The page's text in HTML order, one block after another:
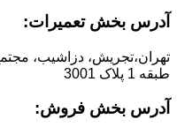
آدرس بخش تعمیرات:
تهران،تجریش، دزاشیب،
طبقه 1 پلاک 3001
آدرس بخش فروش: